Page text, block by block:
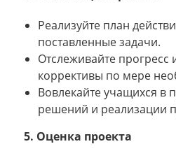
Реализуйте план
поставленные задачи.
Отслеживайте прогресс
коррективы по мере
Вовлекайте учащихся в
решений и реализации
5. Оценка проекта